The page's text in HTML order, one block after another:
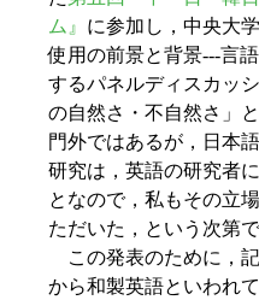
ム』 に参加し，中央大
使用の前景と背景---言
するパネルディスカッ
の自然さ・不自然さ」
門外ではあるが，日本
研究は，英語の研究者
となので，私もその立
ただいた，という次第で
この発表のために，
から和製英語といわれ